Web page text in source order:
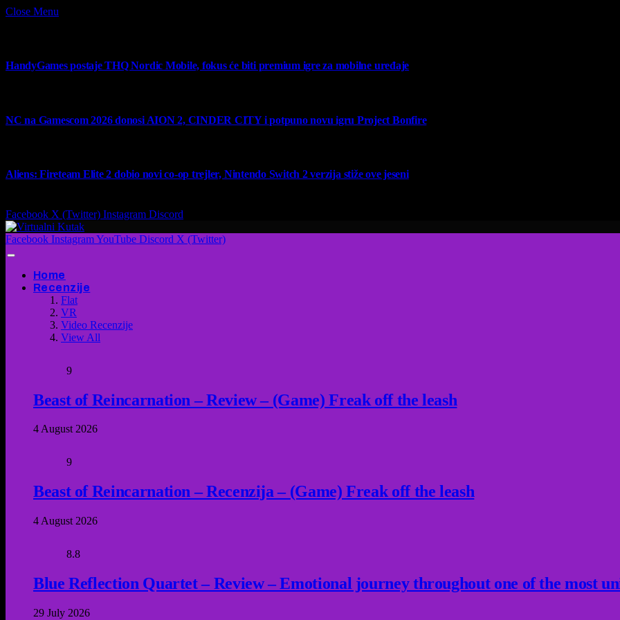
Close Menu
HandyGames postaje THQ Nordic Mobile, fokus će biti premium igre za mobilne uređaje
NC na Gamescom 2026 donosi AION 2, CINDER CITY i potpuno novu igru Project Bonfire
Aliens: Fireteam Elite 2 dobio novi co-op trejler, Nintendo Switch 2 verzija stiže ove jeseni
Facebook X (Twitter) Instagram Discord
Facebook InstagramYouTube Discord X (Twitter)
Home
Recenzije
Flat
VR
Video Recenzije
View All
9
Beast of Reincarnation – Review – (Game) Freak off the leash
4 August 2026
9
Beast of Reincarnation – Recenzija – (Game) Freak off the leash
4 August 2026
8.8
Blue Reflection Quartet – Review – Emotional journey throughout one of the most
29 July 2026